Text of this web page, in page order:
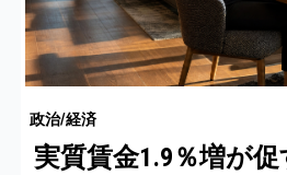
政治/経済
実質賃金1.9％増が